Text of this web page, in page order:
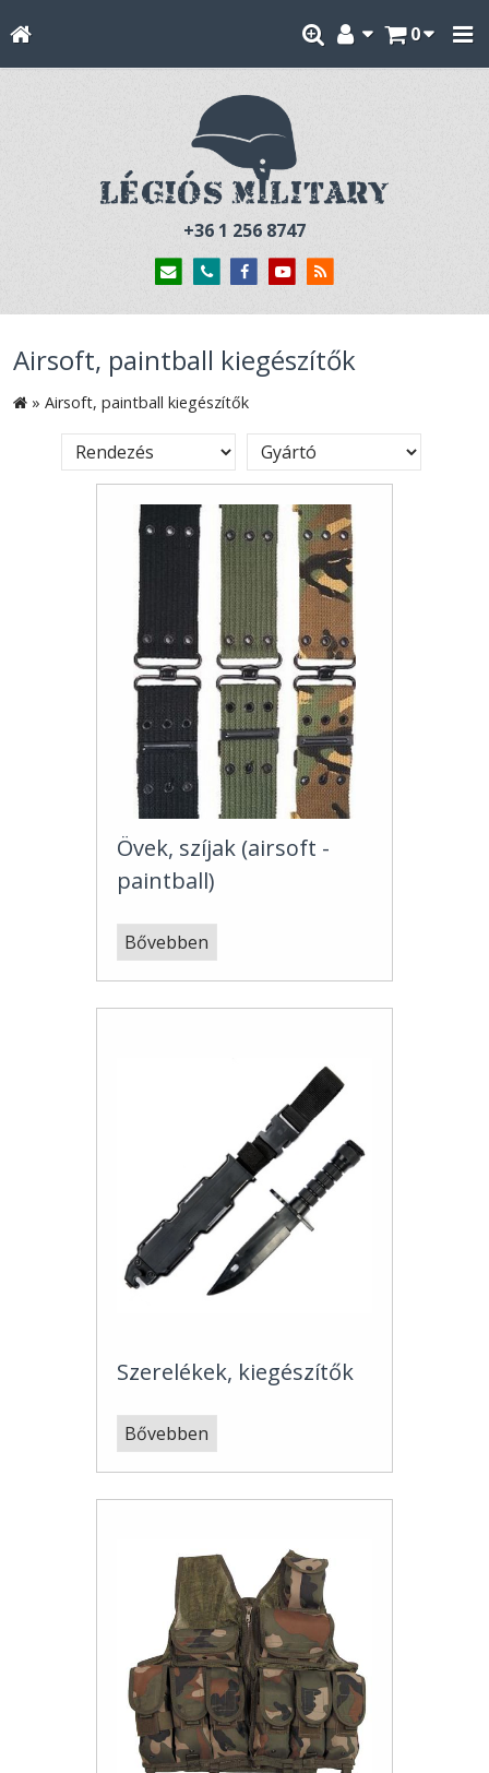
0
+36 1 256 8747
Airsoft, paintball kiegészítők
» Airsoft, paintball kiegészítők
Övek, szíjak (airsoft -
paintball)
Bővebben
Szerelékek, kiegészítők
Bővebben